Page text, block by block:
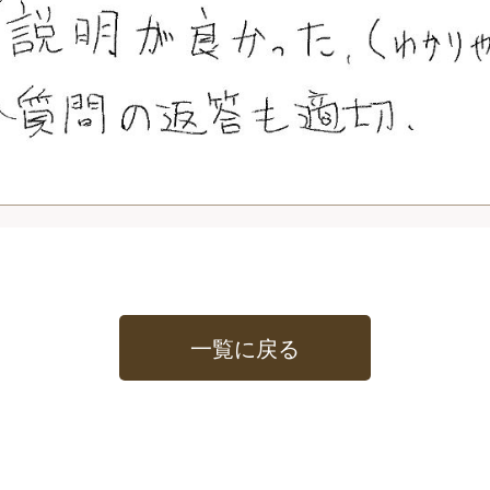
一覧に戻る